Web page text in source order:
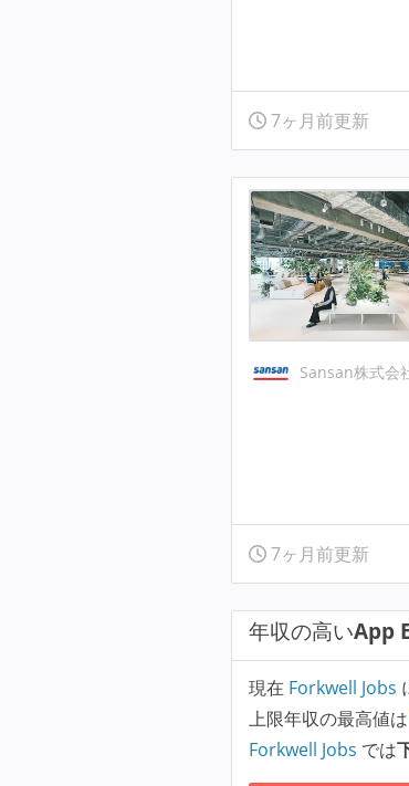
7ヶ月前更新
Sansan株式会
7ヶ月前更新
年収の高いApp
現在 Forkwell Jobs
上限年収の最高値は
Forkwell Jobs では